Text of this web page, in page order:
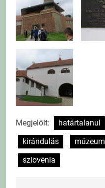
Megjelölt: határtalanul
kirándulás
múzeum
szlovénia